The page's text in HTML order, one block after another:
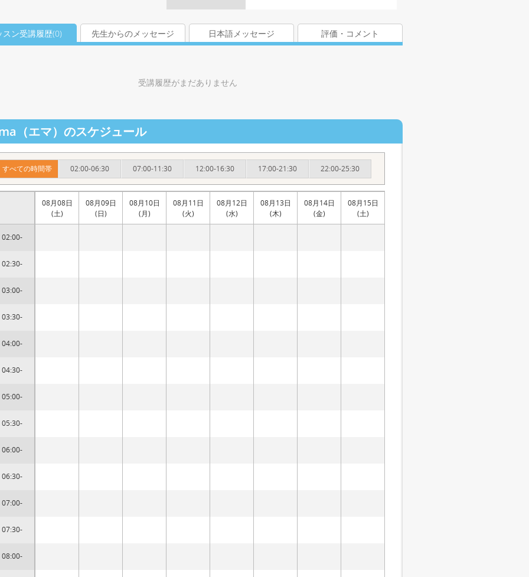
スン受講履歴(0) 先生からのメッセージ 日本語メッセージ 評価・コメント
受講履歴がまだありません
（エマ）のスケジュール
すべての時間帯 02:00-06:30 07:00-11:30 12:00-16:30 17:00-21:30 22:00-25:30
02:00-
02:30-
03:00-
03:30-
04:00-
04:30-
05:00-
05:30-
06:00-
06:30-
07:00-
07:30-
08:00-
08月08日
(土)
08月09日
(日)
08月10日
(月)
08月11日
(火)
08月12日
(水)
08月13日
(木)
08月14日
(金)
08月15日
(土)